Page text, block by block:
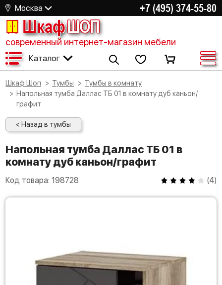
Москва +7 (495) 374-55-80
ШкафШОП
современный интернет-магазин мебели
Каталог
Шкаф Шоп Тумбы
Тумбы в комнату
Напольная тумба Даллас ТБ 01 в комнату дуб каньон/
графит
< Назад в тумбы
Напольная тумба Даллас ТБ 01 в
комнату дуб каньон/графит
Код товара: 198728 (4)